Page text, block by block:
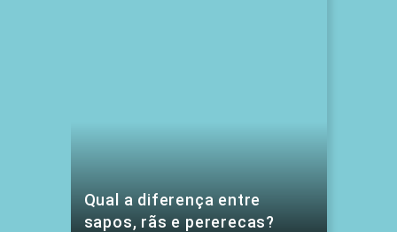
Qual a diferença entre
sapos, rãs e pererecas?